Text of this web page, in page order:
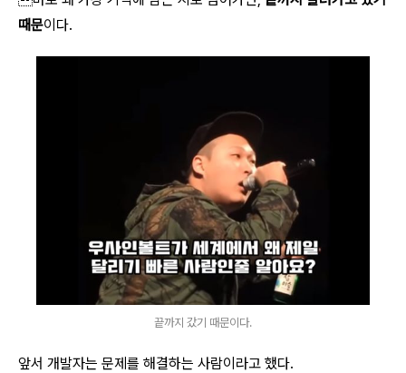
때문이다.
끝까지 갔기 때문이다.
앞서 개발자는 문제를 해결하는 사람이라고 했다.